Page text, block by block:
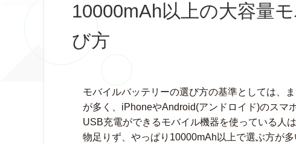
10000mAh以上の大容量
び方
モバイルバッテリーの選び方の基準としては、
が多く、iPhoneやAndroid(アンドロイド)のスマ
USB充電ができるモバイル機器を使っている人
物足りず、やっぱり10000mAh以上で選ぶ方が